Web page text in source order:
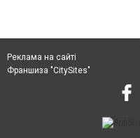
Реклама на сайті
Франшиза "CitySites"